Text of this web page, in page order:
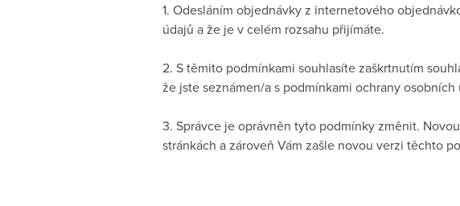
1. Odesláním objednávky z internetového
údajů a že je v celém rozsahu přijímáte.
2. S těmito podmínkami souhlasíte zaškrtnutím
že jste seznámen/a s podmínkami ochrany
3. Správce je oprávněn tyto podmínky změnit.
stránkách a zároveň Vám zašle novou verzi těchto